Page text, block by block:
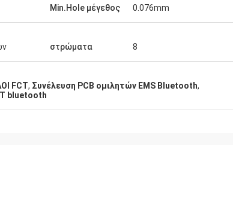
Min.Hole μέγεθος 0.076mm
στρώματα 8
FCT, Συνέλευση PCB ομιλητών EMS Bluetooth,
bluetooth